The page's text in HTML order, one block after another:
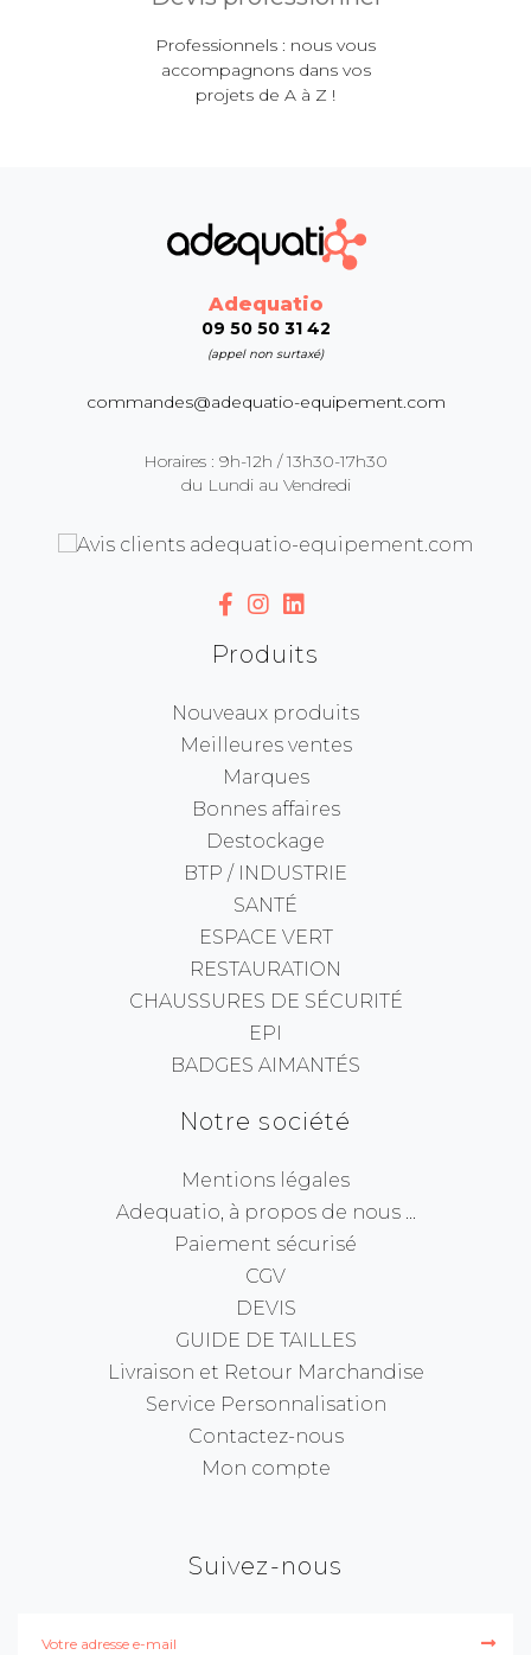
Professionnels : nous vous
accompagnons dans vos
projets de A à Z !
Adequatio
09 50 50 31 42
(appel non surtaxé)
commandes@adequatio-equipement.com
Horaires : 9h-12h / 13h30-17h30
du Lundi au Vendredi
Produits
Nouveaux produits
Meilleures ventes
Marques
Bonnes affaires
Destockage
BTP / INDUSTRIE
SANTÉ
ESPACE VERT
RESTAURATION
CHAUSSURES DE SÉCURITÉ
EPI
BADGES AIMANTÉS
Notre société
Mentions légales
Adequatio, à propos de nous ...
Paiement sécurisé
CGV
DEVIS
GUIDE DE TAILLES
Livraison et Retour Marchandise
Service Personnalisation
Contactez-nous
Mon compte
Suivez-nous